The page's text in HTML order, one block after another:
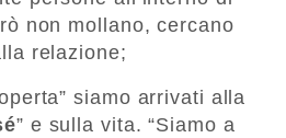
non mollano, cercano
relazione;
siamo arrivati alla
” e sulla vita. “Siamo a